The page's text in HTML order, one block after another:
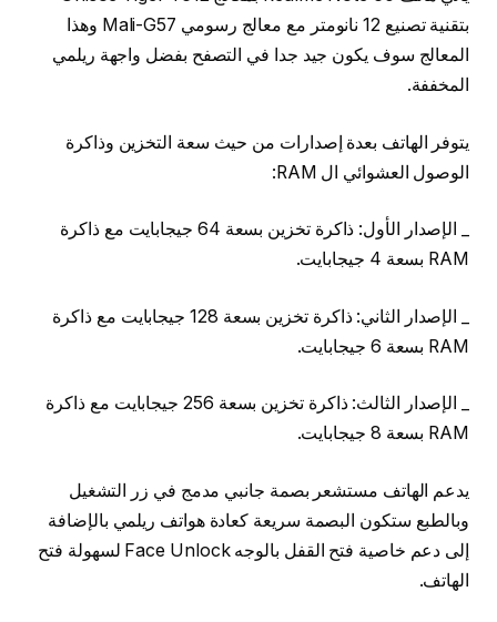
بتقنية تصنيع 12 نانومتر مع معالج رسومي Mali-G57 وهذا
المعالج سوف يكون جيد جدا في التصفح بفضل واجهة ريلمي
المخففة.
يتوفر الهاتف بعدة إصدارات من حيث سعة التخزين وذاكرة
الوصول العشوائي ال RAM:
_ الإصدار الأول: ذاكرة تخزين بسعة 64 جيجابايت مع ذاكرة
RAM بسعة 4 جيجابايت.
_ الإصدار الثاني: ذاكرة تخزين بسعة 128 جيجابايت مع ذاكرة
RAM بسعة 6 جيجابايت.
_ الإصدار الثالث: ذاكرة تخزين بسعة 256 جيجابايت مع ذاكرة
RAM بسعة 8 جيجابايت.
يدعم الهاتف مستشعر بصمة جانبي مدمج في زر التشغيل
وبالطبع ستكون البصمة سريعة كعادة هواتف ريلمي بالإضافة
إلى دعم خاصية فتح القفل بالوجه Face Unlock لسهولة فتح
الهاتف.